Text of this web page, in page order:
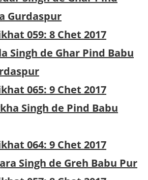
Gurdaspur
059: 8 Chet 2017
Singh de Ghar Pind Babu
065: 9 Chet 2017
Singh de Pind Babu
064: 9 Chet 2017
Singh de Greh Babu Pur